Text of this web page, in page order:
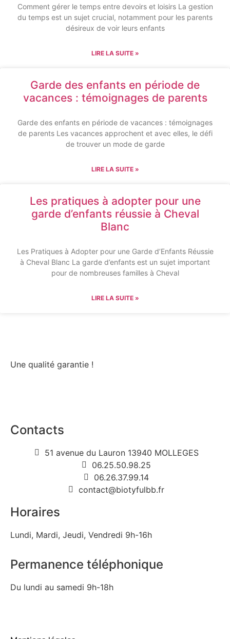
Comment gérer le temps entre devoirs et loisirs La gestion
du temps est un sujet crucial, notamment pour les parents
désireux de voir leurs enfants
LIRE LA SUITE »
Garde des enfants en période de
vacances : témoignages de parents
Garde des enfants en période de vacances : témoignages
de parents Les vacances approchent et avec elles, le défi
de trouver un mode de garde
LIRE LA SUITE »
Les pratiques à adopter pour une
garde d’enfants réussie à Cheval
Blanc
Les Pratiques à Adopter pour une Garde d’Enfants Réussie
à Cheval Blanc La garde d’enfants est un sujet important
pour de nombreuses familles à Cheval
LIRE LA SUITE »
Une qualité garantie !
Contacts
51 avenue du Lauron 13940 MOLLEGES
06.25.50.98.25
06.26.37.99.14
contact@biotyfulbb.fr
Horaires
Lundi, Mardi, Jeudi, Vendredi 9h-16h
Permanence téléphonique
Du lundi au samedi 9h-18h